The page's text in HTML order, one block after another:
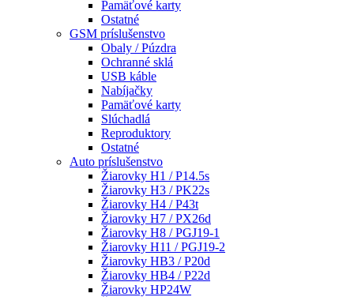
Pamäťové karty
Ostatné
GSM príslušenstvo
Obaly / Púzdra
Ochranné sklá
USB káble
Nabíjačky
Pamäťové karty
Slúchadlá
Reproduktory
Ostatné
Auto príslušenstvo
Žiarovky H1 / P14.5s
Žiarovky H3 / PK22s
Žiarovky H4 / P43t
Žiarovky H7 / PX26d
Žiarovky H8 / PGJ19-1
Žiarovky H11 / PGJ19-2
Žiarovky HB3 / P20d
Žiarovky HB4 / P22d
Žiarovky HP24W